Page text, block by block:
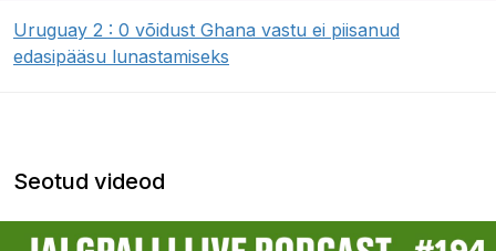
Uruguay 2 : 0 võidust Ghana vastu ei piisanud
edasipääsu lunastamiseks
Seotud videod